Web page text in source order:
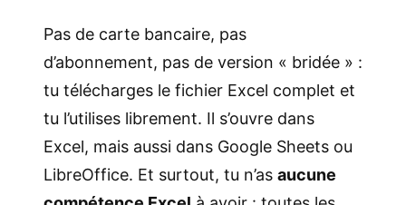
Pas de carte bancaire, pas
d’abonnement, pas de version « bridée » :
tu télécharges le fichier Excel complet et
tu l’utilises librement. Il s’ouvre dans
Excel, mais aussi dans Google Sheets ou
LibreOffice. Et surtout, tu n’as aucune